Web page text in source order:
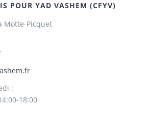
POUR YAD VASHEM (CFYV)
Motte-Picquet
:
18:00